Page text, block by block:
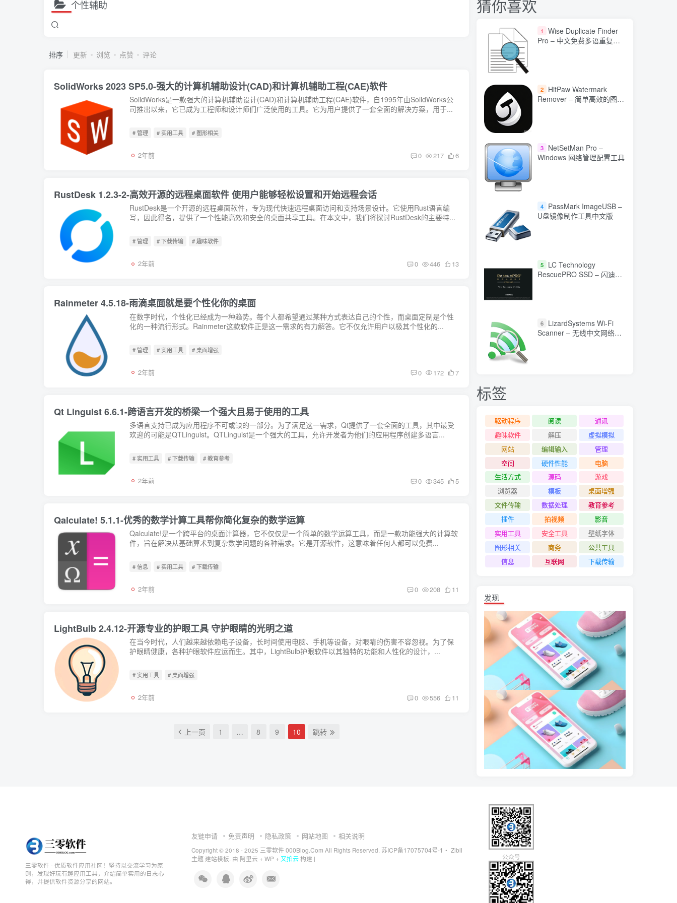
个性辅助
排序 更新 浏览 点赞 评论
SolidWorks 2023 SP5.0-强大的计算机辅助设计(CAD)和计算机辅助工程(CAE)软件
SolidWorks是一款强大的计算机辅助设计(CAD)和计算机辅助工程(CAE)软件，自1995年由SolidWorks公
司推出以来，它已成为工程师和设计师们广泛使用的工具。它为用户提供了一套全面的解决方案，用于...
# 管理 # 实用工具 # 图形相关
2年前 0 217 6
RustDesk 1.2.3-2-高效开源的远程桌面软件 使用户能够轻松设置和开始远程会话
RustDesk是一个开源的远程桌面软件，专为现代快速远程桌面访问和支持场景设计。它使用Rust语言编
写，因此得名，提供了一个性能高效和安全的桌面共享工具。在本文中，我们将探讨RustDesk的主要特...
# 管理 # 下载传输 # 趣味软件
2年前 0 446 13
Rainmeter 4.5.18-雨滴桌面就是要个性化你的桌面
在数字时代，个性化已经成为一种趋势。每个人都希望通过某种方式表达自己的个性，而桌面定制是个性
化的一种流行形式。Rainmeter这款软件正是这一需求的有力解答。它不仅允许用户以极其个性化的...
# 管理 # 实用工具 # 桌面增强
2年前 0 172 7
Qt Linguist 6.6.1-跨语言开发的桥梁一个强大且易于使用的工具
多语言支持已成为应用程序不可或缺的一部分。为了满足这一需求，Qt提供了一套全面的工具，其中最受
欢迎的可能是QTLinguist。QTLinguist是一个强大的工具，允许开发者为他们的应用程序创建多语言...
# 实用工具 # 下载传输 # 教育参考
2年前 0 345 5
Qalculate! 5.1.1-优秀的数学计算工具帮你简化复杂的数学运算
Qalculate!是一个跨平台的桌面计算器，它不仅仅是一个简单的数学运算工具，而是一款功能强大的计算软
件，旨在解决从基础算术到复杂数学问题的各种需求。它是开源软件，这意味着任何人都可以免费...
# 信息 # 实用工具 # 下载传输
2年前 0 208 11
LightBulb 2.4.12-开源专业的护眼工具 守护眼睛的光明之道
在当今时代，人们越来越依赖电子设备，长时间使用电脑、手机等设备，对眼睛的伤害不容忽视。为了保
护眼睛健康，各种护眼软件应运而生。其中，LightBulb护眼软件以其独特的功能和人性化的设计，...
# 实用工具 # 桌面增强
2年前 0 556 11
上一页 1 … 8 9 10 跳转
猜你喜欢
1
Wise Duplicate Finder
Pro – 中文免费多语重复文
2
HitPaw Watermark
Remover – 简单高效的图文
3
NetSetMan Pro –
Windows 网络管理配置工具
4
PassMark ImageUSB –
U盘镜像制作工具中文版
5
LC Technology
RescuePRO SSD – 闪迪固
6
LizardSystems Wi-Fi
Scanner – 无线中文网络扫
标签
驱动程序 阅读
通讯
趣味软件
解压
虚拟模拟
网站
编辑输入
管理
空间
硬件性能
电脑
生活方式
源码
游戏
浏览器
模板
桌面增强
文件传输
数据处理
教育参考
插件
拍视频
影音
实用工具
安全工具
壁纸字体
图形相关
商务
公共工具
信息
互联网 下载传输
发现
三零软件 - 优质软件应用社区！坚持以交流学习为原
则，发现好玩有趣应用工具，介绍简单实用的日志心
得，并提供软件资源分享的网站。
友链申请 免责声明 隐私政策 网站地图 相关说明
Copyright © 2018 - 2025 三零软件 000Blog.Com All Rights Reserved. 苏ICP备17075704号-1 ・ Zibll
主题 建站模板. 由 阿里云 + WP + 又拍云构建 | 公众号